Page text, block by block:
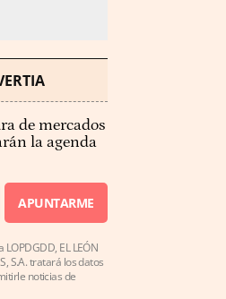
de mercados
la agenda
APUNTARME
EL LEÓN
S.A. tratará los datos
noticias de